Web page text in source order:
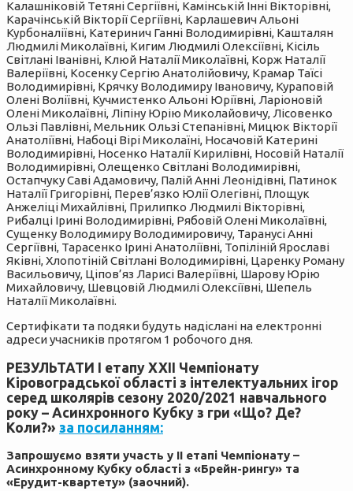
Калашніковій Тетяні Сергіївні, Камінській Інні Вікторівні,
Карачінській Вікторії Сергіївні, Карлашевич Альоні
Курбоналіївні, Катеринич Ганні Володимирівні, Кашталян
Людмилі Миколаївні, Кигим Людмилі Олексіївні, Кісіль
Світлані Іванівні, Клюй Наталії Миколаївні, Корж Наталії
Валеріївні, Косенку Сергію Анатолійовичу, Крамар Таїсі
Володимирівні, Крячку Володимиру Івановичу, Кураповій
Олені Воліївні, Кучмистенко Альоні Юріївні, Ларіоновій
Олені Миколаївні, Ліпіну Юрію Миколайовичу, Лісовенко
Ользі Павлівні, Мельник Ользі Степанівні, Мицюк Вікторії
Анатоліївні, Набоці Вірі Миколаїні, Носачовій Катерині
Володимирівні, Носенко Наталії Кирилівні, Носовій Наталії
Володимирівні, Олещенко Світлані Володимирівні,
Остапчуку Саві Адамовичу, Палій Анні Леонідівні, Патинок
Наталії Григорівні, Перев’язко Юлії Олегівні, Площук
Анжеліці Михайлівні, Прилипко Людмилі Вікторівні,
Рибалці Ірині Володимирівні, Рябовій Олені Миколаївні,
Сущенку Володимиру Володимировичу, Таранусі Анні
Сергіївні, Тарасенко Ірині Анатоліївні, Топіліній Ярославі
Яківні, Хлопотіній Світлані Володимирівні, Царенку Роману
Васильовичу, Ціпов’яз Ларисі Валеріївні, Шарову Юрію
Михайловичу, Шевцовій Людмилі Олексіївні, Шепель
Наталії Миколаївні.
Сертифікати та подяки будуть надіслані на електронні
адреси учасників протягом 1 робочого дня.
РЕЗУЛЬТАТИ І етапу XXІІ Чемпіонату
Кіровоградської області з інтелектуальних ігор
серед школярів сезону 2020/2021 навчального
року – Асинхронного Кубку з гри «Що? Де?
Коли?» за посиланням:
Запрошуємо взяти участь у ІІ етапі Чемпіонату –
Асинхронному Кубку області з «Брейн-рингу» та
«Ерудит-квартету» (заочний).